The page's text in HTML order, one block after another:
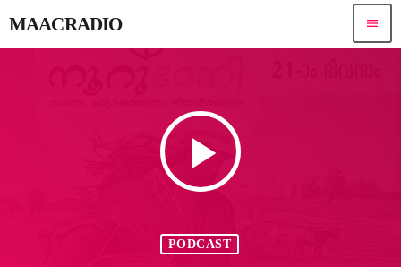
MAACRADIO menu
play_arrow
PODCAST